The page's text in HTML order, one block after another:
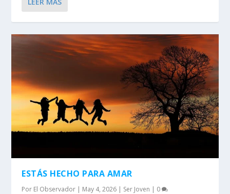
ESTÁS HECHO PARA AMAR
Por El Observador | May 4, 2026 | Ser Joven | 0